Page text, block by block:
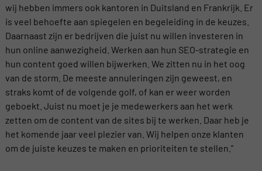
wij hebben immers ook kantoren in Duitsland en Frankrijk. Er
is veel behoefte aan spiegelen en begeleiding in de keuzes.
Daarnaast zijn er bedrijven die juist nu willen investeren in
hun online aanwezigheid. Werken aan hun SEO-strategie en
hun content goed willen bijwerken. We zitten nu in het oog
van de storm. De meeste annuleringen zijn geweest, en
straks komt of de volgende golf, of kan er weer worden
geboekt. Juist nu moet je je medewerkers aan het werk
zetten om de content van de sites bij te werken. Daar heb je
het komende jaar veel plezier van. Wij helpen onze klanten
om de juiste keuzes te maken en prioriteiten te stellen.”